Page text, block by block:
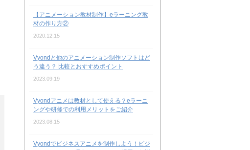
【アニメーション教材制作】eラーニング教
材の作り方②
2020.12.15
Vyondと他のアニメーション制作ソフトはど
う違う？ 比較とおすすめポイント
2023.09.19
Vyondアニメは教材として使える？eラーニ
ングや研修での利用メリットをご紹介
2023.08.15
Vyondでビジネスアニメを制作しよう！ビジ